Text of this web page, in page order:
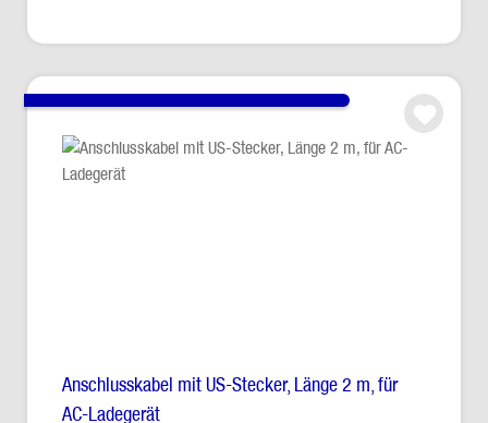
Anschlusskabel mit US-Stecker, Länge 2 m, für
AC-Ladegerät